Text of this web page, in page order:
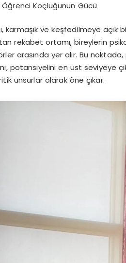
Öğrenci Koçluğunun Gücü
karmaşık ve keşfedilmeye açık
rekabet ortamı, bireylerin
arasında yer alır. Bu
potansiyelini en üst seviyeye
unsurlar olarak öne çıkar.